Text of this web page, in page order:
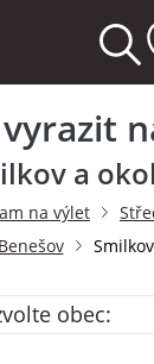
a
na výlet
Smilkov
obec: